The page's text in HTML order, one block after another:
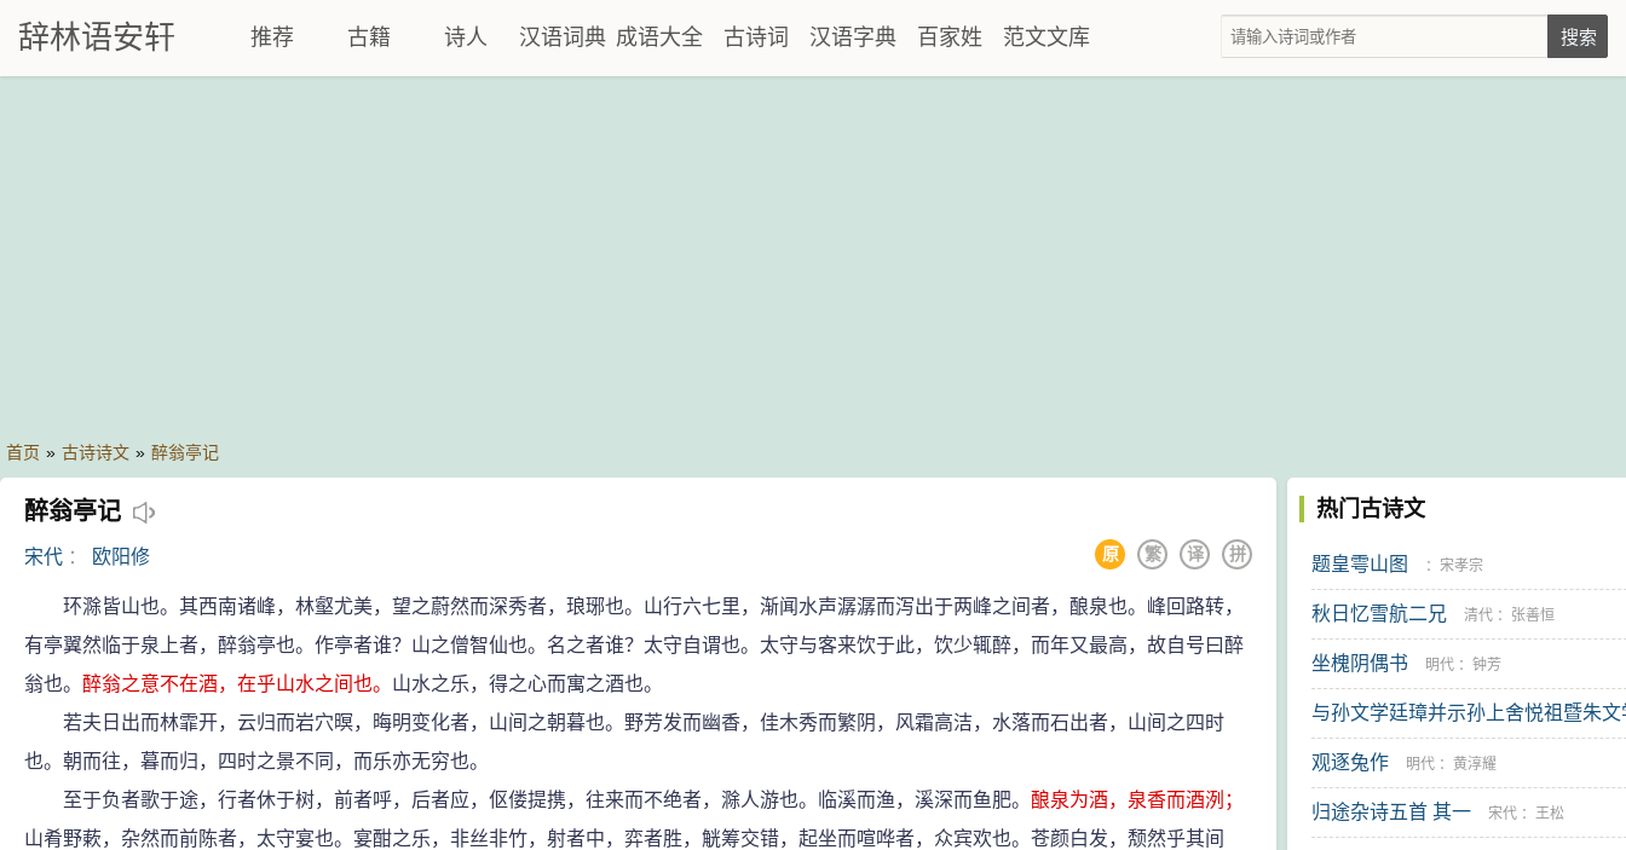
辞林语安轩 推荐 古籍 诗人 汉语词典 成语大全 古诗词 汉语字典 百家姓 范文文库
首页 » 古诗诗文 » 醉翁亭记
醉翁亭记
宋代 ： 欧阳修 拼
译
繁
原
环滁皆山也。其西南诸峰，林壑尤美，望之蔚然而深秀者，琅琊也。山行六七里，渐闻水声潺潺而泻出于两峰之间者，酿泉也。峰回路转，
有亭翼然临于泉上者，醉翁亭也。作亭者谁？山之僧智仙也。名之者谁？太守自谓也。太守与客来饮于此，饮少辄醉，而年又最高，故自号曰醉
翁也。 醉翁之意不在酒，在乎山水之间也。 山水之乐，得之心而寓之酒也。
若夫日出而林霏开，云归而岩穴暝，晦明变化者，山间之朝暮也。野芳发而幽香，佳木秀而繁阴，风霜高洁，水落而石出者，山间之四时
也。朝而往，暮而归，四时之景不同，而乐亦无穷也。
至于负者歌于途，行者休于树，前者呼，后者应，伛偻提携，往来而不绝者，滁人游也。临溪而渔，溪深而鱼肥。 酿泉为酒，泉香而酒洌；
山肴野蔌，杂然而前陈者，太守宴也。宴酣之乐，非丝非竹，射者中，弈者胜，觥筹交错，起坐而喧哗者，众宾欢也。苍颜白发，颓然乎其间
热门古诗文
题皇雩山图 ： 宋孝宗
秋日忆雪航二兄 清代 ： 张善恒
坐槐阴偶书 明代 ： 钟芳
与孙文学廷璋并示孙上舍悦祖暨朱文
得三十一韵 清代：姚燮
观逐兔作 明代 ： 黄淳耀
归途杂诗五首 其一 宋代 ： 王松